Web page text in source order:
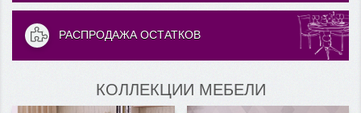
РАСПРОДАЖАОСТАТКОВ
КОЛЛЕКЦИИ МЕБЕЛИ